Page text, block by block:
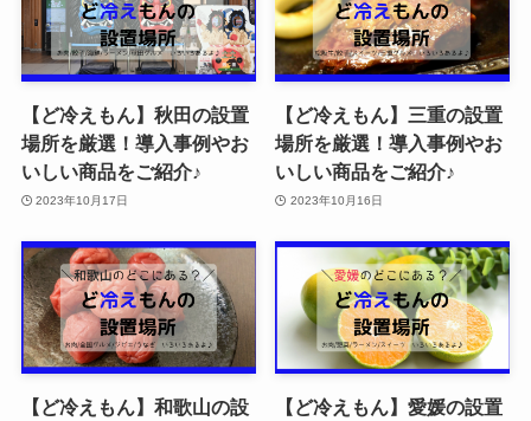
【ど冷えもん】秋田の設置
場所を厳選！導入事例やお
いしい商品をご紹介♪
2023年10月17日
【ど冷えもん】三重の設置
場所を厳選！導入事例やお
いしい商品をご紹介♪
2023年10月16日
【ど冷えもん】和歌山の設
【ど冷えもん】愛媛の設置